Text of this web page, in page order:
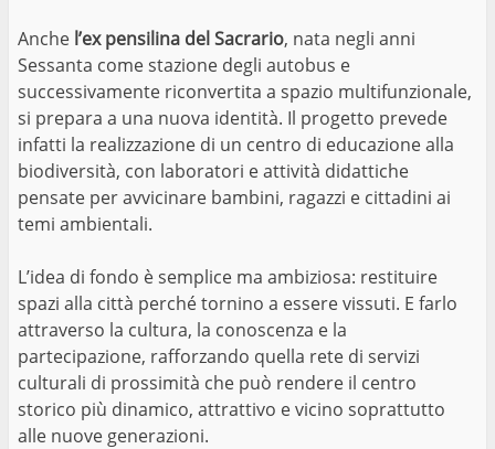
Anche l’ex pensilina del Sacrario, nata negli anni
Sessanta come stazione degli autobus e
successivamente riconvertita a spazio multifunzionale,
si prepara a una nuova identità. Il progetto prevede
infatti la realizzazione di un centro di educazione alla
biodiversità, con laboratori e attività didattiche
pensate per avvicinare bambini, ragazzi e cittadini ai
temi ambientali.
L’idea di fondo è semplice ma ambiziosa: restituire
spazi alla città perché tornino a essere vissuti. E farlo
attraverso la cultura, la conoscenza e la
partecipazione, rafforzando quella rete di servizi
culturali di prossimità che può rendere il centro
storico più dinamico, attrattivo e vicino soprattutto
alle nuove generazioni.